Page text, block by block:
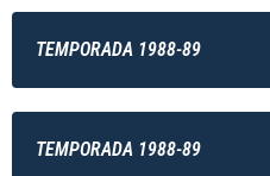
TEMPORADA 1988-89
TEMPORADA 1988-89